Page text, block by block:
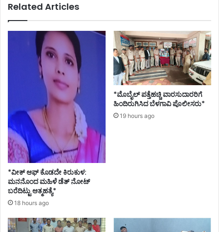
Related Articles
*ವೀಕ್ ಆಫ್ ಕೊಡದೇ ಕಿರುಕುಳ:
ಮನನೊಂದ ಮಹಿಳೆ ಡೆತ್ ನೋಟ್
ಬರೆದಿಟ್ಟು ಆತ್ಮಹತ್ಯೆ*
18 hours ago
*ಮೊಬೈಲ್ ಪತ್ತೆಹಚ್ಚಿ ವಾರಸುದಾರರಿಗೆ
ಹಿಂದಿರುಗಿಸಿದ ಬೆಳಗಾವಿ ಪೊಲೀಸರು*
19 hours ago